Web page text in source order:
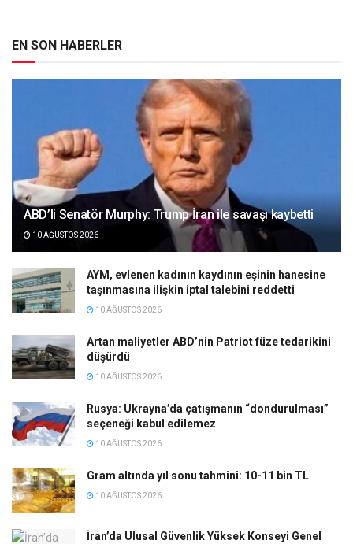
EN SON HABERLER
ABD’li Senatör Murphy: Trump İran ile savaşı kaybetti
10 AĞUSTOS 2026
AYM, evlenen kadının kaydının eşinin hanesine
taşınmasına ilişkin iptal talebini reddetti
10 AĞUSTOS 2026
Artan maliyetler ABD’nin Patriot füze tedarikini
düşürdü
10 AĞUSTOS 2026
Rusya: Ukrayna’da çatışmanın “dondurulması”
seçeneği kabul edilemez
10 AĞUSTOS 2026
Gram altında yıl sonu tahmini: 10-11 bin TL
10 AĞUSTOS 2026
İran’da Ulusal Güvenlik Yüksek Konseyi Genel